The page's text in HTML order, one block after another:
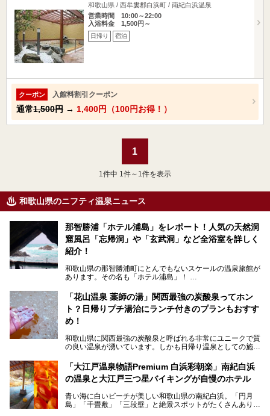
和歌山県 / 西牟婁郡白浜町 / 南紀白浜温泉
営業時間 10:00～22:00
入浴料金 1,500円～
日帰り 宿泊
クーポン 入館料割引クーポン
通常1,500円 → 1,400円（100円お得！）
1
1 件中 1件～1件を表示
和歌山県のニフティ温泉ニュース
那智勝浦「ホテル浦島」をレポート！人気の天然洞
窟風呂「忘帰洞」や「玄武洞」など全浴室を詳しく
紹介！
和歌山県の那智勝浦町にとんでもないスケールの温泉旅館が
あります。その名も「ホテル浦島」！
泉。日本一長いエスカレーターで「本館」と「山上館」を結
び、海を一望する絶景も。
6ヵ所のお風呂のうち5ヵ所までは日帰り入浴も可。可愛ら
しいカメさんの形の送迎船「浦島丸」に乗っていざ、温泉の
湧く竜宮城へ！
───
提供元：那智勝浦町【PR】
この記事は那智勝浦町のPR記事です。
「花山温泉 薬師の湯」関西最強の炭酸泉ってホン
ト？日帰りプチ湯治にランチ付きのプランもおすす
め！
和歌山県に関西最強の炭酸泉と呼ばれる非常にユニークで質
の良い温泉が湧いています。しかも日帰り温泉としての施設
薬師の湯」。朝一番のお風呂にはパリパリシャリシャリと膜
が張って、それを砕きながら入浴できるとか！
ンチに人気のお食事処メニューも紹介しちゃいます！
「大江戸温泉物語Premium 白浜彩朝楽」南紀白浜
の温泉と大江戸三つ星バイキングが自慢のホテル
青い海に白いビーチが美しい和歌山県の南紀白浜。「円月
島」「千畳敷」「三段壁」と絶景スポットがたくさんありま